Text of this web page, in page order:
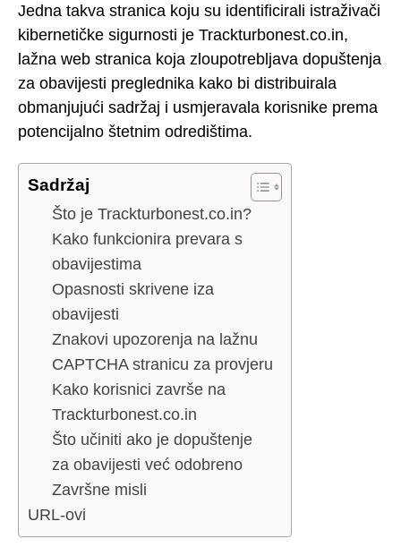
Jedna takva stranica koju su identificirali istraživači
kibernetičke sigurnosti je Trackturbonest.co.in,
lažna web stranica koja zloupotrebljava dopuštenja
za obavijesti preglednika kako bi distribuirala
obmanjujući sadržaj i usmjeravala korisnike prema
potencijalno štetnim odredištima.
Sadržaj
Što je Trackturbonest.co.in?
Kako funkcionira prevara s
obavijestima
Opasnosti skrivene iza
obavijesti
Znakovi upozorenja na lažnu
CAPTCHA stranicu za provjeru
Kako korisnici završe na
Trackturbonest.co.in
Što učiniti ako je dopuštenje
za obavijesti već odobreno
Završne misli
URL-ovi